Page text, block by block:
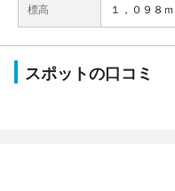
標高 １，０９８ｍ
スポットの口コミ